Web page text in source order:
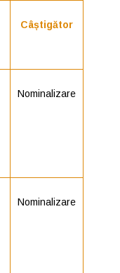
Câștigător
Nominalizare
Nominalizare